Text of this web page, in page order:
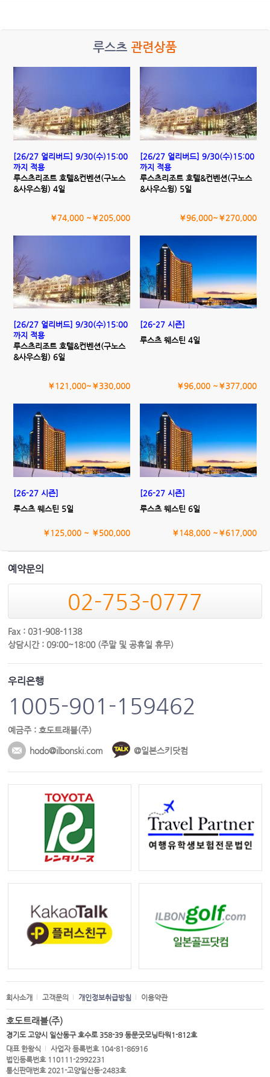
루스츠 관련상품
[26/27 얼리버드] 9/30(수)15:00
까지 적용
루스츠리조트 호텔&컨벤션(구노스
&사우스윙) 4일
￥74,000 ~￥205,000
[26/27 얼리버드] 9/30(수)15:00
까지 적용
루스츠리조트 호텔&컨벤션(구노스
&사우스윙) 5일
￥96,000~￥270,000
[26/27 얼리버드] 9/30(수)15:00
까지 적용
루스츠리조트 호텔&컨벤션(구노스
&사우스윙) 6일
￥121,000~￥330,000
[26-27 시즌]
루스츠 웨스틴 4일
￥96,000 ~￥377,000
[26-27 시즌]
루스츠 웨스틴 5일
￥125,000 ~ ￥500,000
[26-27 시즌]
루스츠 웨스틴 6일
￥148,000 ~￥617,000
예약문의
02-753-0777
Fax : 031-908-1138
상담시간 : 09:00~18:00 (주말 및 공휴일 휴무)
우리은행
1005-901-159462
예금주 : 호도트래블(주)
hodo@ilbonski.com @일본스키닷컴
회사소개 고객문의 개인정보취급방침 이용약관
호도트래블(주)
경기도 고양시 일산동구 호수로 358-39 동문굿모닝타워1-812호
대표 한왕식
사업자 등록번호 104-81-86916
법인등록번호 110111-2992231
통신판매번호 2021-고양일산동-2483호